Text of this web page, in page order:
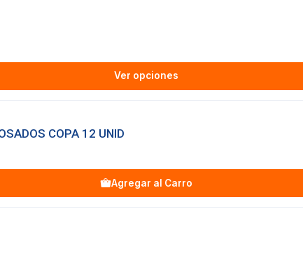
Ver opciones
COPA 12 UNID
Agregar al Carro